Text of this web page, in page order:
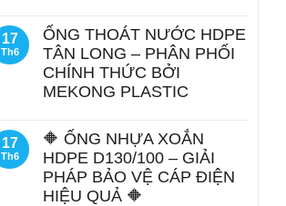
17
Th6
ỐNG THOÁT NƯỚC HDPE
TÂN LONG – PHÂN PHỐI
CHÍNH THỨC BỞI
MEKONG PLASTIC
17
Th6
🔶 ỐNG NHỰA XOẮN
HDPE D130/100 – GIẢI
PHÁP BẢO VỆ CÁP ĐIỆN
HIỆU QUẢ 🔶